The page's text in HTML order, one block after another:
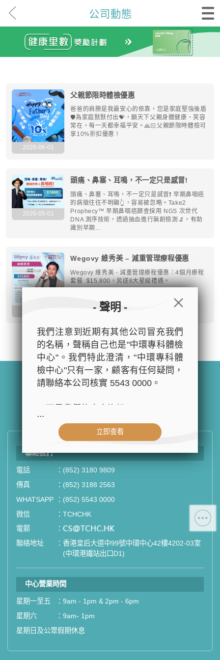
公司動態
2026-06-01
父親節限時體檢優惠
爸爸的肩膀是我最安心的依靠，您是家庭堅強後盾
🛡️為家庭默默付出💝，願天下父親身體健康、笑容
常在，每一天都幸福平安。🙏🏻父親節限時體檢可
享10%折扣優惠 !
2026-05-01
頭痛、鼻塞、耳鳴，不一定只是感冒!
頭痛、鼻塞、耳鳴，不一定只是感冒❗ 早期鼻咽癌
的病徵往往不明顯👆，容易被忽略。Take2
Prophecy™ 早期鼻咽癌篩查採用 NGS 次世代
DNA 測序技術，透過抽血進行無創檢測🔬，有助
識別早期...
Wegovy 維秀美 – 減重管理療程優惠
Wegovy 維秀美 - 減重管理療程優惠：4個月療程
套餐 $15,800，另送6大星級禮遇。
1 2 3 4 5
聯絡我們
電話 ： (852) 3180 9809
傳真
： (852) 3188 2563
WHATSAPP
： (852) 5543 0000
微信
： TCHCHK
電郵
： email
聯絡地址
： 香港皇后大道中99號中環中心42樓4202-03室
(中環港鐵站出口D1)
中心營業時間
星期一至五 ： 9am - 1pm & 2pm - 6pm
星期六
： 9am- 1pm
星期日及公眾假期休息
- 聲明 -
我們注意到近期有其他公司冒充我們
的名稱，聲稱自己也是"中環專科體檢
中心"。我們特此澄清，"中環專科體
檢中心"只有一家，顧客有任何疑問，
請聯絡本公司核實 5543 0000。
- 公司名稱：中環專科體檢中心（The
Central Health Center）
心42樓4203室（中環港鐵站出口
- 服務熱線：(852) 3180 9809
- WhatsApp：(852) 5543 0000
- 電子郵箱：cs@tchc.hk
康人士提供尊尚而優質的體檢服務，
如果您有任何疑問或需要進一步了
解，請隨時與我們聯繫。謝謝您的支
持！
...
立即查看